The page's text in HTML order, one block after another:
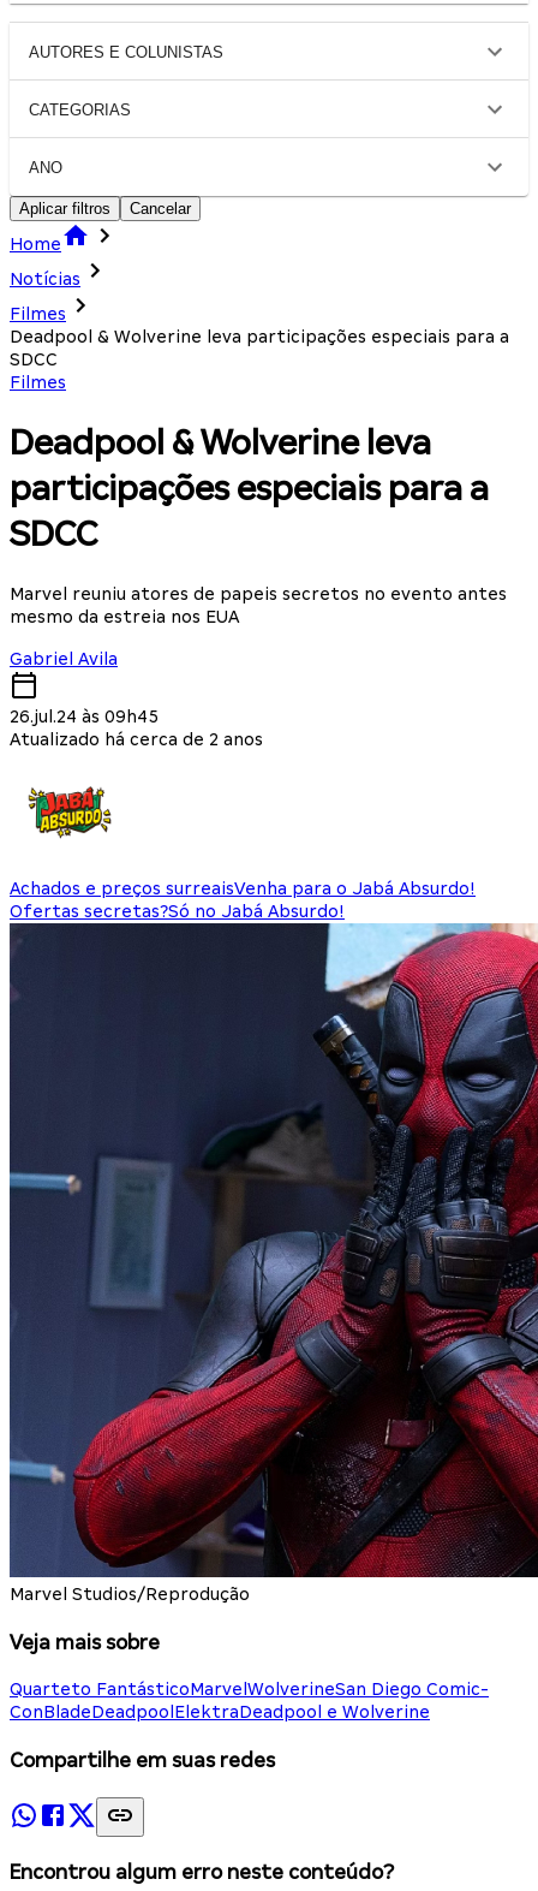
AUTORES E COLUNISTAS
CATEGORIAS
ANO
Aplicar filtros Cancelar
Home
Notícias
Filmes
Deadpool & Wolverine leva participações especiais para a
SDCC
Filmes
Deadpool & Wolverine leva
participações especiais para a
SDCC
Marvel reuniu atores de papeis secretos no evento antes
mesmo da estreia nos EUA
Gabriel Avila
26.jul.24 às 09h45
Atualizado há cerca de 2 anos
Achados e preços surreaisVenha para o Jabá Absurdo!
Ofertas secretas?Só no Jabá Absurdo!
Marvel Studios/Reprodução
Veja mais sobre
Quarteto FantásticoMarvel WolverineSan Diego Comic-
ConBladeDeadpool ElektraDeadpool e Wolverine
Compartilhe em suas redes
Encontrou algum erro neste conteúdo?